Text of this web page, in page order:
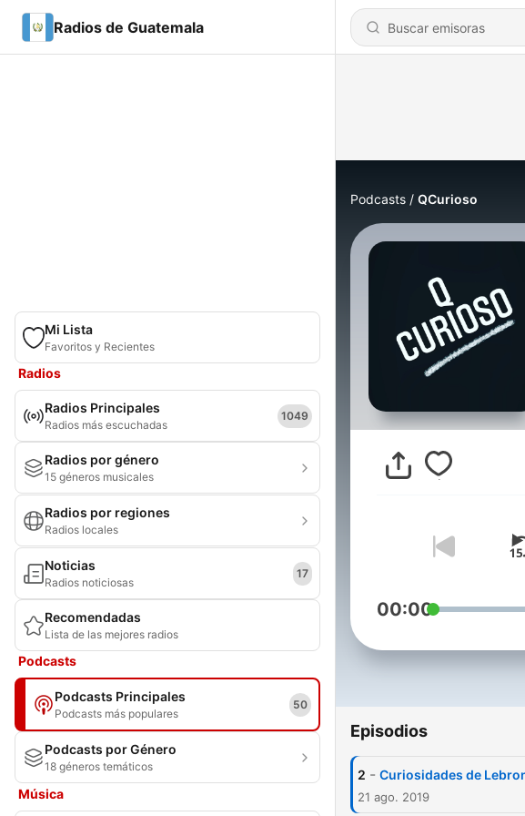
Radios de Guatemala
Mi Lista
Favoritos y Recientes
Radios
Radios Principales
Radios más escuchadas
1049
Radios por género
15 géneros musicales
Radios por regiones
Radios locales
Noticias
Radios noticiosas
17
Recomendadas
Lista de las mejores radios
Podcasts
Podcasts Principales
Podcasts más populares
50
Podcasts por Género
18 géneros temáticos
Música
Podcasts QCurioso
00:00
Episodios
2 - Curiosidades de
21 ago. 2019